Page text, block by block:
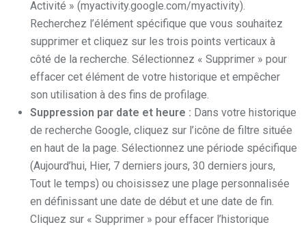
Activité » (myactivity.google.com/myactivity).
Recherchez l’élément spécifique que vous souhaitez
supprimer et cliquez sur les trois points verticaux à
côté de la recherche. Sélectionnez « Supprimer » pour
effacer cet élément de votre historique et empêcher
son utilisation à des fins de profilage.
Suppression par date et heure : Dans votre historique
de recherche Google, cliquez sur l’icône de filtre située
en haut de la page. Sélectionnez une période spécifique
(Aujourd’hui, Hier, 7 derniers jours, 30 derniers jours,
Tout le temps) ou choisissez une plage personnalisée
en définissant une date de début et une date de fin.
Cliquez sur « Supprimer » pour effacer l’historique